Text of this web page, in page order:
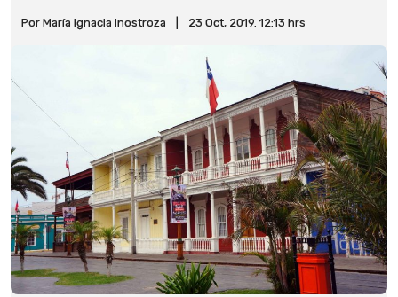
Por María Ignacia Inostroza 23 Oct, 2019. 12:13 hrs